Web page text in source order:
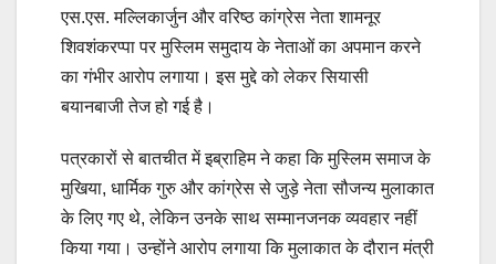
एस.एस. मल्लिकार्जुन और वरिष्ठ कांग्रेस नेता शामनूर
शिवशंकरप्पा पर मुस्लिम समुदाय के नेताओं का अपमान करने
का गंभीर आरोप लगाया। इस मुद्दे को लेकर सियासी
बयानबाजी तेज हो गई है।
पत्रकारों से बातचीत में इब्राहिम ने कहा कि मुस्लिम समाज के
मुखिया, धार्मिक गुरु और कांग्रेस से जुड़े नेता सौजन्य मुलाकात
के लिए गए थे, लेकिन उनके साथ सम्मानजनक व्यवहार नहीं
किया गया। उन्होंने आरोप लगाया कि मुलाकात के दौरान मंत्री